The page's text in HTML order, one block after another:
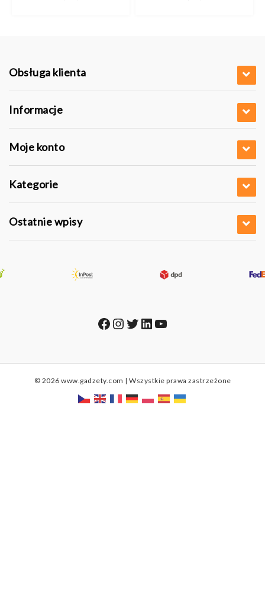
Obsługa klienta
Informacje
Moje konto
Kategorie
Ostatnie wpisy
Facebook
Instagram
Twitter
LinkedIn
YouTube
© 2026 www.gadzety.com | Wszystkie prawa zastrzeżone